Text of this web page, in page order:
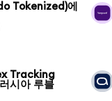
Tokenized)에
Tracking
시아 루블